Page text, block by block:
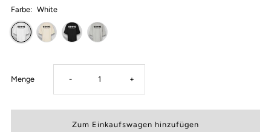
Farbe: White
Menge Verringere
- Erhöhe
+